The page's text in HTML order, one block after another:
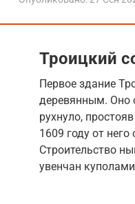
Троицкий
Первое здание
деревянным. Оно
рухнуло,
1609 году от
Строительство
увенчан